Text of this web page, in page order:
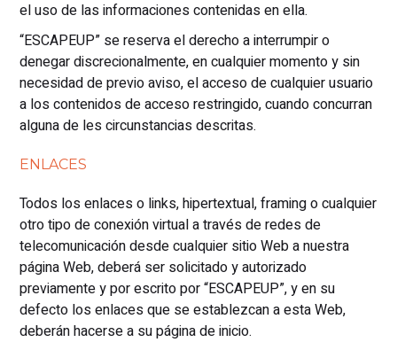
el uso de las informaciones contenidas en ella.
“ESCAPEUP” se reserva el derecho a interrumpir o
denegar discrecionalmente, en cualquier momento y sin
necesidad de previo aviso, el acceso de cualquier usuario
a los contenidos de acceso restringido, cuando concurran
alguna de les circunstancias descritas.
ENLACES
Todos los enlaces o links, hipertextual, framing o cualquier
otro tipo de conexión virtual a través de redes de
telecomunicación desde cualquier sitio Web a nuestra
página Web, deberá ser solicitado y autorizado
previamente y por escrito por “ESCAPEUP”, y en su
defecto los enlaces que se establezcan a esta Web,
deberán hacerse a su página de inicio.